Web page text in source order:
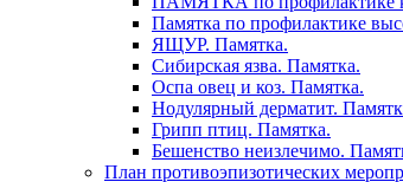
Памятка по профилактике
ЯЩУР. Памятка.
Сибирская язва. Памятка.
Оспа овец и коз. Памятка.
Нодулярный дерматит.
Грипп птиц. Памятка.
Бешенство неизлечимо.
План противоэпизотических